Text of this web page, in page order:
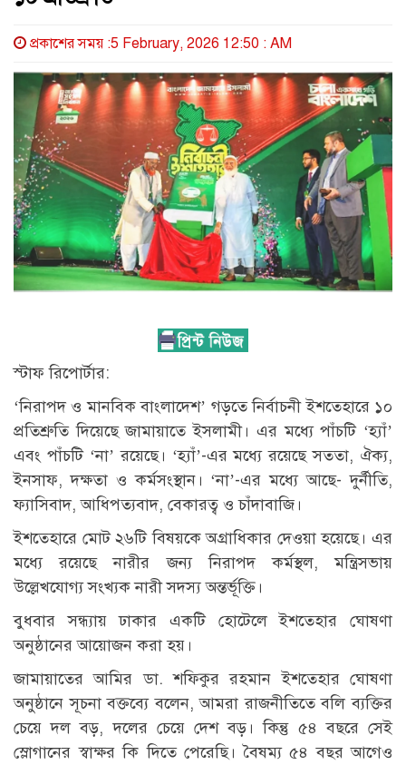
প্রকাশের সময় :5 February, 2026 12:50 : AM
স্টাফ রিপোর্টার:
‘নিরাপদ ও মানবিক বাংলাদেশ’ গড়তে নির্বাচনী ইশ‌তেহারে ১০
প্রতিশ্রু‌তি দি‌য়ে‌ছে জামায়া‌তে ইসলামী। এর ম‌ধ্যে পাঁচ‌টি ‘হ্যাঁ’
এবং পাঁচ‌টি ‘না’ র‌য়ে‌ছে। ‘হ্যাঁ’-এর ম‌ধ্যে র‌য়ে‌ছে সততা, ঐক্য,
ইনসাফ, দক্ষতা ও কর্মসংস্থান। ‘না’-এর মধ্যে আছে- দুর্নীতি,
ফ্যাসিবাদ, আধিপত্যবাদ, বেকারত্ব ও চাঁদাবাজি।
ইশ‌তেহা‌রে মোট ২৬টি বিষয়কে অগ্রাধিকার দেওয়া হ‌য়ে‌ছে। এর
ম‌ধ্যে র‌য়ে‌ছে নারীর জন্য নিরাপদ কর্মস্থল, ম‌ন্ত্রিসভায়
উল্লেখ‌যোগ্য সংখ্যক নারী সদস্য অন্তর্ভূ‌ক্তি।
বুধবার সন্ধ্যায় ঢাকার একটি হোটেলে ইশতেহার ঘোষণা
অনুষ্ঠানের আয়োজন করা হয়।
জামায়াতের আমির ডা. শফিকুর রহমান ইশতেহার ঘোষণা
অনুষ্ঠানে সূচনা বক্তব্যে বলেন, আমরা রাজনীতিতে বলি ব্যক্তির
চেয়ে দল বড়, দলের চেয়ে দেশ বড়। কিন্তু ৫৪ বছরে সেই
স্লোগানের স্বাক্ষর কি দিতে পেরেছি। বৈষম্য ৫৪ বছর আগেও